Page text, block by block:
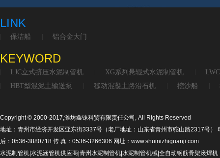
LINK
保洁船 铝合金大门
KEYWORD
LJC立式挤压水泥制管机 XG系列悬辊式水泥制管机
HBT型混泥土输送泵
移动混凝土路沿石机 挖沙船
Copyright © 2000-2017,潍坊鑫铼科贸有限责任公司, All Rights Reserved
地址：青州市经济开发区亚东街3337号（老厂地址：山东省青州市驼山路2317号
后：0536-3880718 传 真：0536-3266306 网址：www.shuinizhiguanji.com
水泥制管机|水泥涵管机供应商|青州水泥制管机|水泥制管机械|全自动钢筋骨架滚焊机